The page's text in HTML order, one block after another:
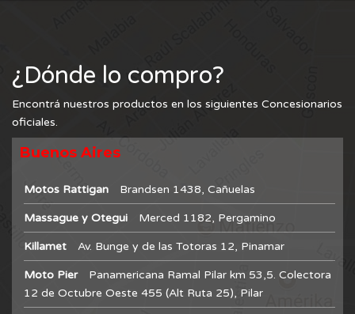
¿Dónde lo compro?
Encontrá nuestros productos en los siguientes Concesionarios
oficiales.
Buenos Aires
Motos Rattigan Brandsen 1438, Cañuelas
Massague y Otegui Merced 1182, Pergamino
Killamet Av. Bunge y de las Totoras 12, Pinamar
Moto Pier
Panamericana Ramal Pilar km 53,5. Colectora
12 de Octubre Oeste 455 (Alt Ruta 25), Pilar